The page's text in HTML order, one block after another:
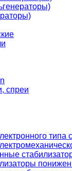
спреи